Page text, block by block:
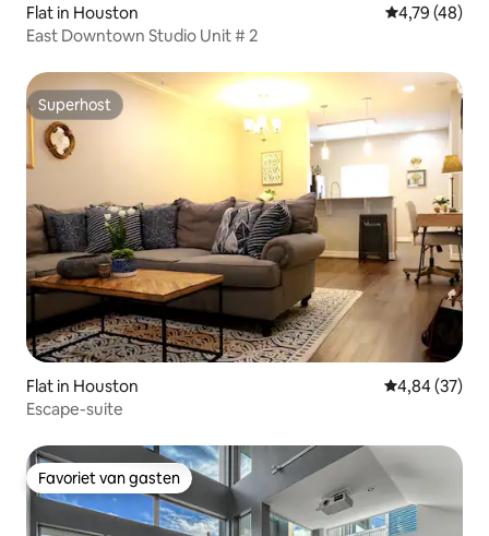
Flat in Houston Gemiddelde
4,79 (48)
East Downtown Studio Unit # 2
Superhost
Superhost
Flat in Houston Gemiddelde
4,84 (37)
Escape-suite
Favoriet van gasten
Favoriet van gasten